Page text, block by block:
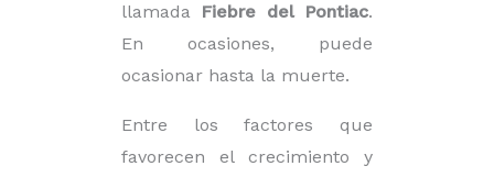
llamada Fiebre del Pontiac.
En ocasiones, puede
ocasionar hasta la muerte.
Entre los factores que
favorecen el crecimiento y